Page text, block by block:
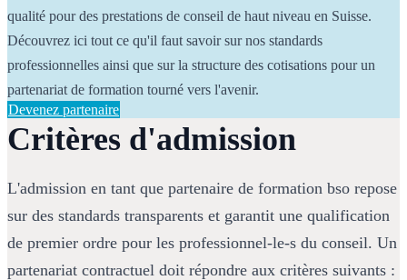
qualité pour des prestations de conseil de haut niveau en Suisse.
Découvrez ici tout ce qu'il faut savoir sur nos standards
professionnelles ainsi que sur la structure des cotisations pour un
partenariat de formation tourné vers l'avenir.
Devenez partenaire
Critères d'admission
L'admission en tant que partenaire de formation bso repose
sur des standards transparents et garantit une qualification
de premier ordre pour les professionnel-le-s du conseil. Un
partenariat contractuel doit répondre aux critères suivants :